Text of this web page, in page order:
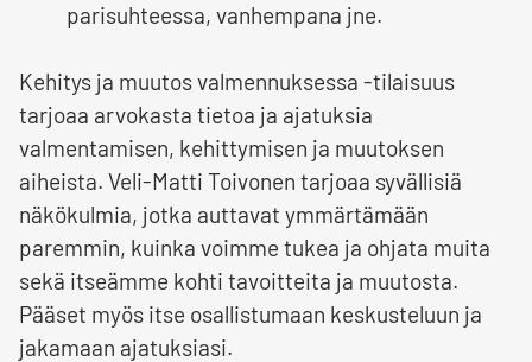
parisuhteessa, vanhempana jne.
Kehitys ja muutos valmennuksessa -tilaisuus
tarjoaa arvokasta tietoa ja ajatuksia
valmentamisen, kehittymisen ja muutoksen
aiheista. Veli-Matti Toivonen tarjoaa syvällisiä
näkökulmia, jotka auttavat ymmärtämään
paremmin, kuinka voimme tukea ja ohjata muita
sekä itseämme kohti tavoitteita ja muutosta.
Pääset myös itse osallistumaan keskusteluun ja
jakamaan ajatuksiasi.